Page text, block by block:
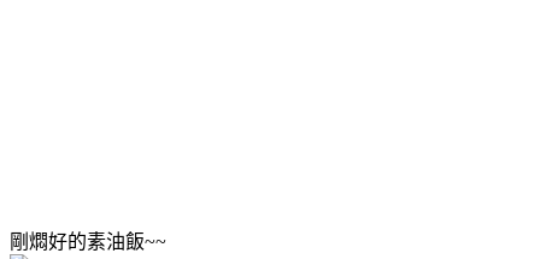
剛燜好的素油飯~~